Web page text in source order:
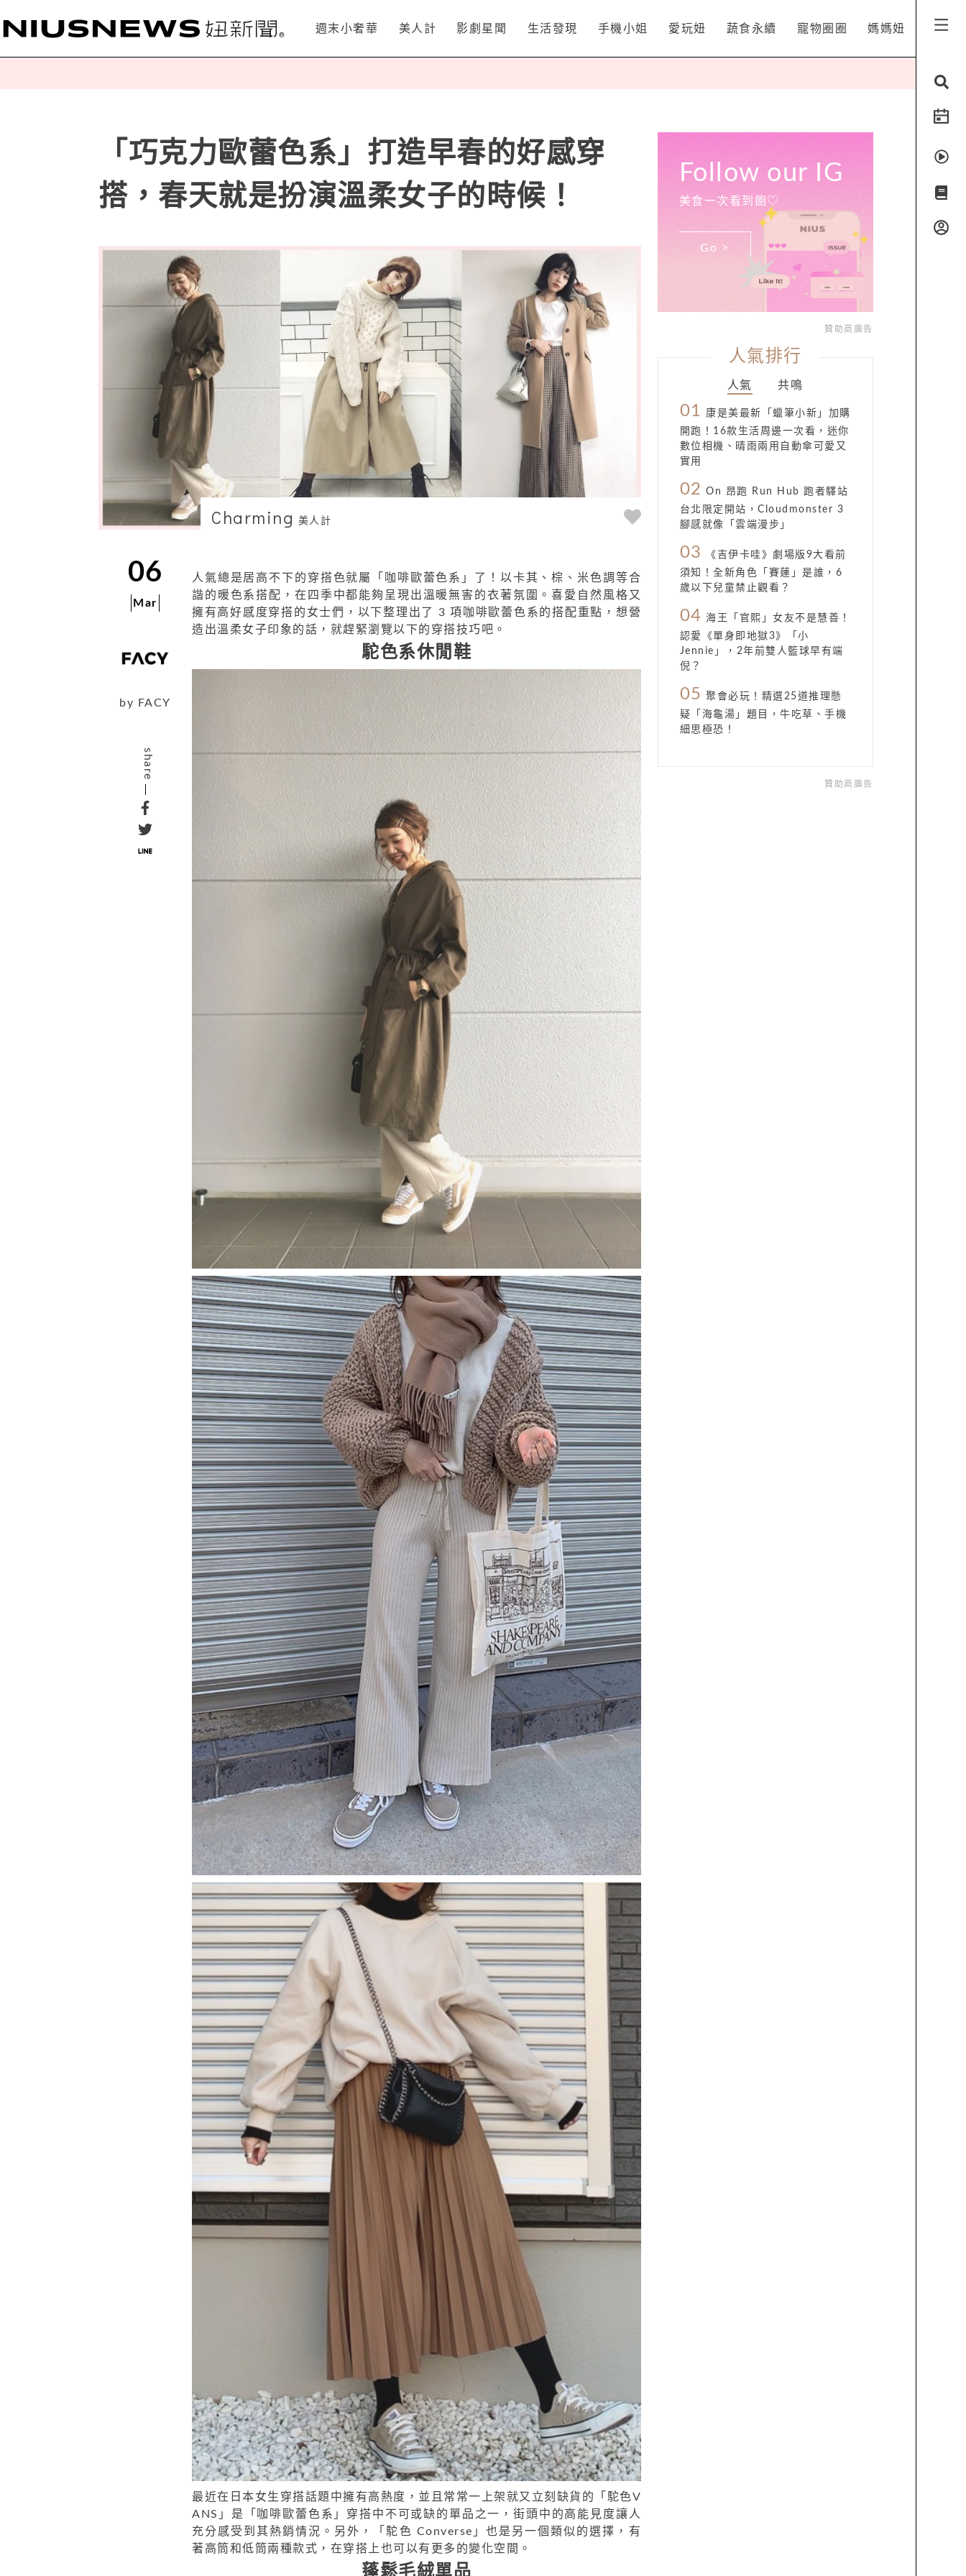
週末小奢華 美人計 影劇星聞 生活發現 手機小姐 愛玩妞 蔬食永續 寵物圈圈 媽媽妞
「巧克力歐蕾色系」打造早春的好感穿
搭，春天就是扮演溫柔女子的時候！
Charming 美人計
06
Mar
by FACY
share
人氣總是居高不下的穿搭色就屬「咖啡歐蕾色系」了！以卡其、棕、米色調等合
諧的暖色系搭配，在四季中都能夠呈現出溫暖無害的衣著氛圍。喜愛自然風格又
擁有高好感度穿搭的女士們，以下整理出了 3 項咖啡歐蕾色系的搭配重點，想營
造出溫柔女子印象的話，就趕緊瀏覽以下的穿搭技巧吧。
駝色系休閒鞋
最近在日本女生穿搭話題中擁有高熱度，並且常常一上架就又立刻缺貨的「駝色V
ANS」是「咖啡歐蕾色系」穿搭中不可或缺的單品之一，街頭中的高能見度讓人
充分感受到其熱銷情況。另外，「駝色 Converse」也是另一個類似的選擇，有
著高筒和低筒兩種款式，在穿搭上也可以有更多的變化空間。
蓬鬆毛絨單品
Follow our IG
美食一次看到飽♡
Go >
贊助商廣告
人氣排行
人氣 共鳴
01
康是美最新「蠟筆小新」加購
開跑！16款生活周邊一次看，迷你
數位相機、晴雨兩用自動傘可愛又
實用
02 On 昂跑 Run Hub 跑者驛站
台北限定開站，Cloudmonster 3
腳感就像「雲端漫步」
03
《吉伊卡哇》劇場版9大看前
須知！全新角色「賽蓮」是誰，6
歲以下兒童禁止觀看？
04 海王「官熙」女友不是慧善！
認愛《單身即地獄3》「小
Jennie」，2年前雙人籃球早有端
倪？
05 聚會必玩！精選25道推理懸
疑「海龜湯」題目，牛吃草、手機
細思極恐！
贊助商廣告